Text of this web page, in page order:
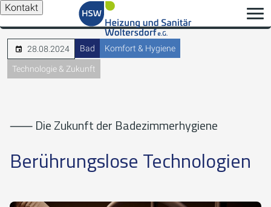
Kontakt
28.08.2024 Bad Komfort & Hygiene
Technologie & Zukunft
⸺ Die Zukunft der Badezimmerhygiene
Berührungslose Technologien